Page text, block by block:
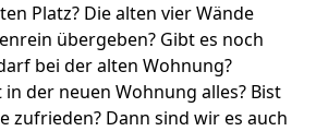
Platz? Die alten vier Wände
übergeben? Gibt es noch
bei der alten Wohnung?
der neuen Wohnung alles? Bist
zufrieden? Dann sind wir es auch